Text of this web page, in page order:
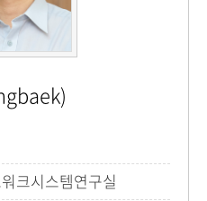
크시스템연구실